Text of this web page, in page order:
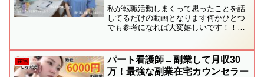
プリは？ | 釣り求人の見極め方
【引きこもりオタク】
私が転職活動しまくって思ったことを話
してるだけの動画となります何かひとつ
でも参考になれば大変嬉しいです！！サ
～～～～▼関連動画【🔰初心者向け】未
経験から完全在宅ワークを...
在宅
パート看護師→副業して月収30
万！最強な副業在宅カウンセラー